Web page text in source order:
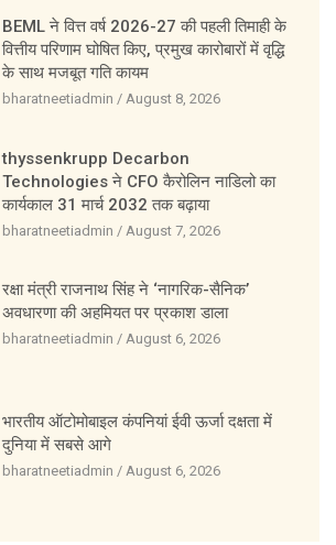
BEML ने वित्त वर्ष 2026-27 की पहली तिमाही के
वित्तीय परिणाम घोषित किए, प्रमुख कारोबारों में वृद्धि
के साथ मजबूत गति कायम
bharatneetiadmin August 8, 2026
thyssenkrupp Decarbon
Technologies ने CFO कैरोलिन नाडिलो का
कार्यकाल 31 मार्च 2032 तक बढ़ाया
bharatneetiadmin August 7, 2026
रक्षा मंत्री राजनाथ सिंह ने ‘नागरिक-सैनिक’
अवधारणा की अहमियत पर प्रकाश डाला
bharatneetiadmin August 6, 2026
भारतीय ऑटोमोबाइल कंपनियां ईवी ऊर्जा दक्षता में
दुनिया में सबसे आगे
bharatneetiadmin August 6, 2026